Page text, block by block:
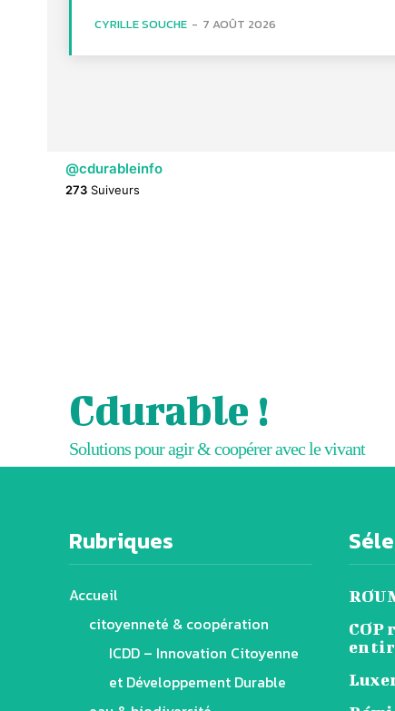
CYRILLE SOUCHE - 7 AOÛT 2026
@cdurableinfo
273 Suiveurs
Cdurable !
Solutions pour agir & coopérer avec le vivant
Rubriques
Accueil
citoyenneté & coopération
ICDD – Innovation Citoyenne
et Développement Durable
COP
en